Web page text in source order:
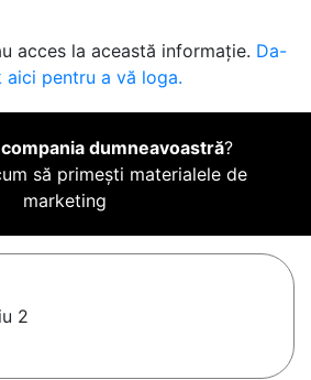
acces la această informație. Da-
pentru a vă loga.
dumneavoastră?
să primești materialele de
marketing
2